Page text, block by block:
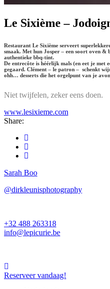
Le Sixième –
Restaurant Le Sixième serveert
smaak. Met hun Josper – een soort oven &
authentieke bbq-tint.
De entrecôte is héérlijk mals (en eet je met
gegaard. Clément – le patron – schenkt
ohh… desserts die het orgelpunt van je
Niet twijfelen, zeker eens doen.
www.lesixieme.com
Share:
Sarah Boo
@dirkleunisphotography
+32 488 263318
info@lepicurie.be
Reserveer vandaag!